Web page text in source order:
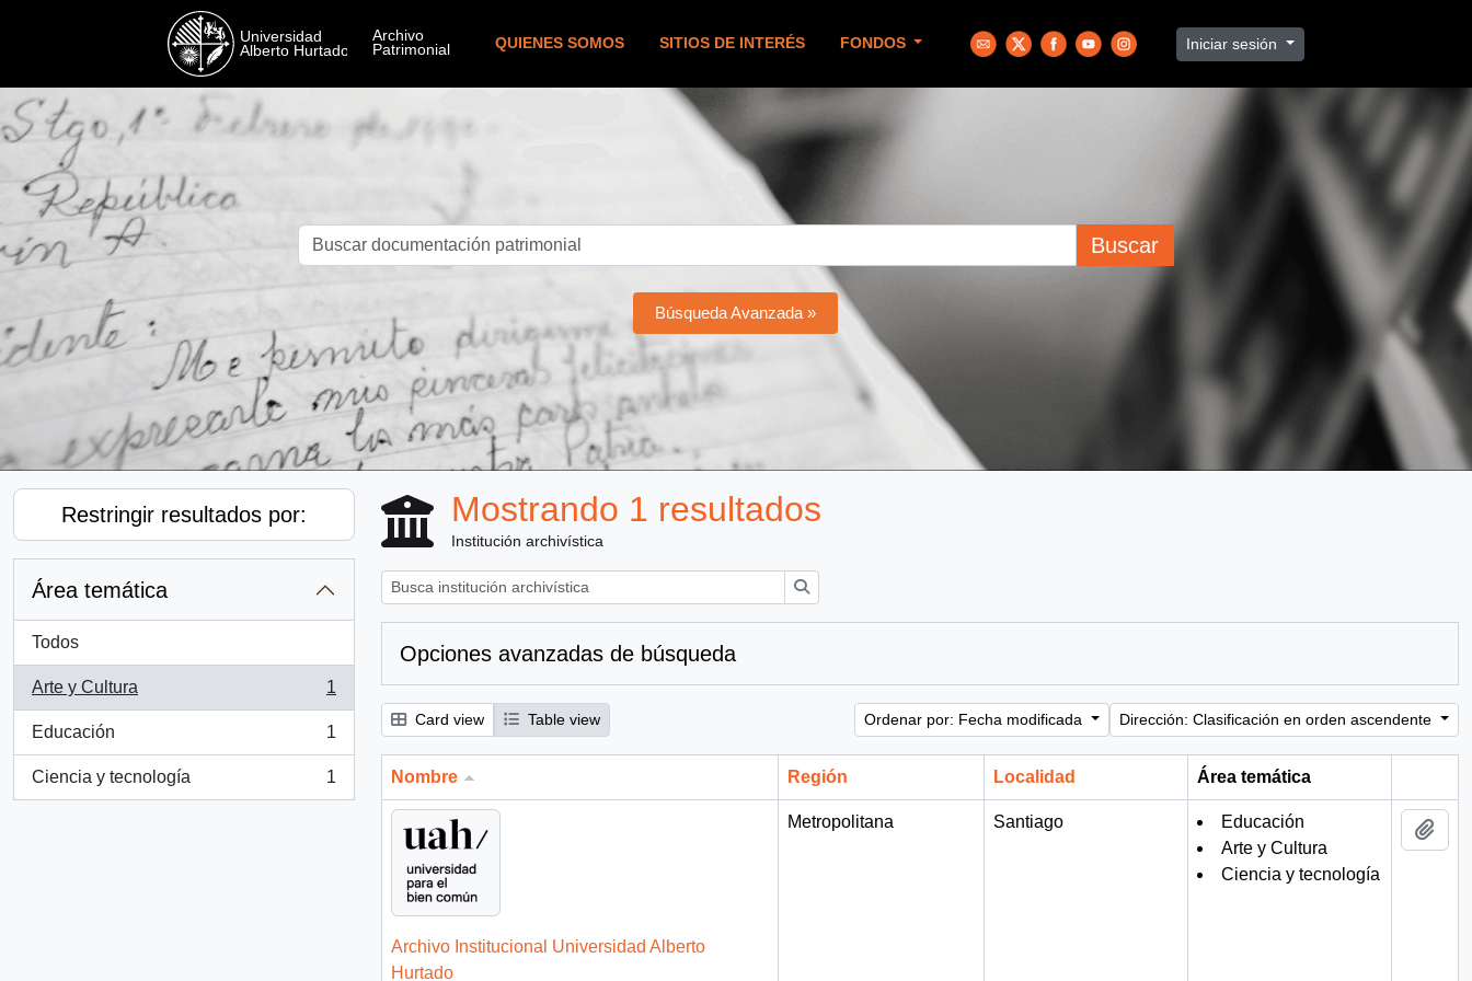
QUIENES SOMOS SITIOS DE INTERÉS FONDOS Iniciar sesión
Buscar
Búsqueda Avanzada »
Restringir resultados por:
Área temática
Todos
Arte y Cultura
, 1 resultados
1
Educación
, 1 resultados
1
Ciencia y tecnología
, 1 resultados
1
Mostrando 1 resultados
Institución archivística
Opciones avanzadas de búsqueda
Card view Table view Ordenar por: Fecha modificada Dirección: Clasificación en orden ascendente
Nombre Región Localidad
Área temática
Archivo Institucional Universidad Alberto
Hurtado
Metropolitana Santiago
Educación
Arte y Cultura
Ciencia y tecnología